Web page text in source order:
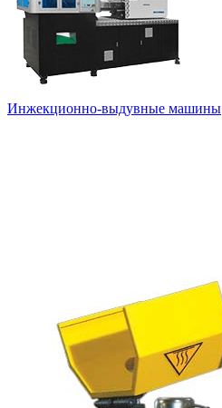
Инжекционно-выдувные машины